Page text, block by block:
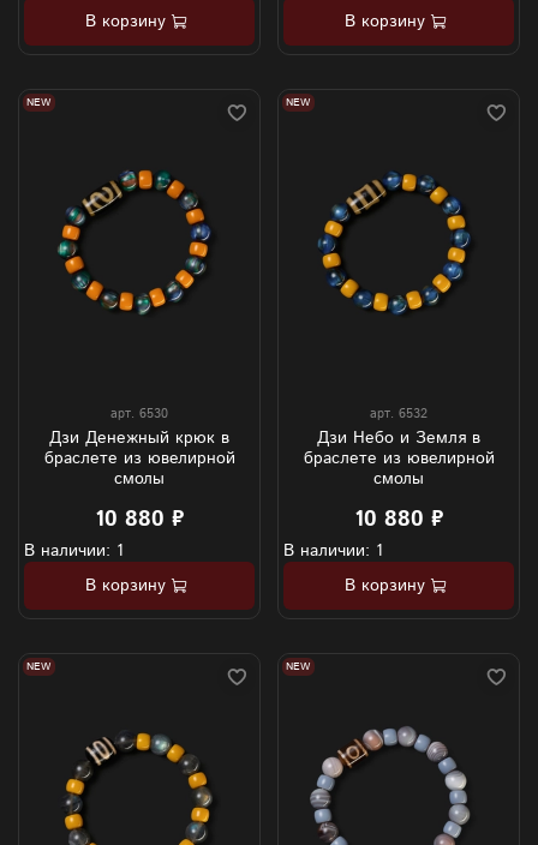
В корзину
В корзину
NEW
арт. 6530
Дзи Денежный крюк в
браслете из ювелирной
смолы
10 880 ₽
В наличии: 1
В корзину
NEW
арт. 6532
Дзи Небо и Земля в
браслете из ювелирной
смолы
10 880 ₽
В наличии: 1
В корзину
NEW NEW